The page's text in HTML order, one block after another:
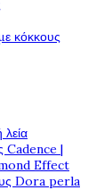
κόκκους
Cadence |
Effect
Dora perla